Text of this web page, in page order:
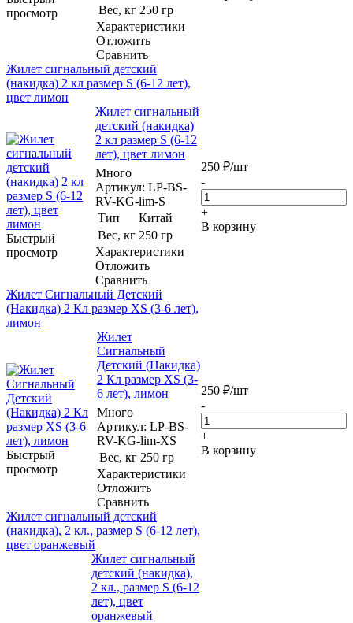
просмотр
Вес, кг 250 гр
Характеристики
Отложить
Сравнить
Жилет сигнальный детский
(накидка) 2 кл размер S (6-12 лет),
цвет лимон
Быстрый
просмотр
Жилет сигнальный
детский (накидка)
2 кл размер S (6-12
лет), цвет лимон
Много
Артикул: LP-BS-
RV-KG-lim-S
Тип
Китай
Вес, кг 250 гр
Характеристики
Отложить
Сравнить
250 ₽/шт
-
+
В корзину
Жилет Сигнальный Детский
(Накидка) 2 Кл размер XS (3-6 лет),
лимон
Быстрый
просмотр
Жилет
Сигнальный
Детский (Накидка)
2 Кл размер XS (3-
6 лет), лимон
Много
Артикул: LP-BS-
RV-KG-lim-XS
Вес, кг 250 гр
Характеристики
Отложить
Сравнить
250 ₽/шт
-
+
В корзину
Жилет сигнальный детский
(накидка), 2 кл., размер S (6-12 лет),
цвет оранжевый
Жилет сигнальный
детский (накидка),
2 кл., размер S (6-12
лет), цвет
оранжевый